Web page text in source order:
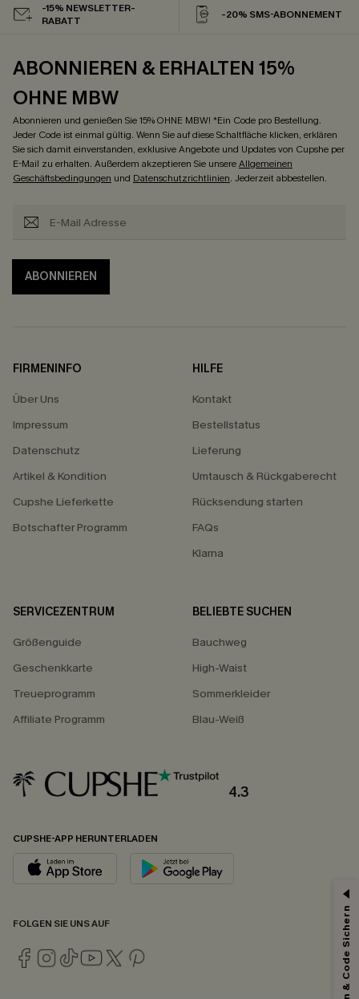
-15% NEWSLETTER-
RABATT
-20% SMS-ABONNEMENT
ABONNIEREN & ERHALTEN 15%
OHNE MBW
Abonnieren und genießen Sie 15% OHNE MBW! *Ein Code pro Bestellung.
Jeder Code ist einmal gültig. Wenn Sie auf diese Schaltfläche klicken, erklären
Sie sich damit einverstanden, exklusive Angebote und Updates von Cupshe per
E-Mail zu erhalten. Außerdem akzeptieren Sie unsereAllgemeinen
Geschäftsbedingungen und Datenschutzrichtlinien. Jederzeit abbestellen.
ABONNIEREN
FIRMENINFO
Über Uns
Impressum
Datenschutz
Artikel & Kondition
Cupshe Lieferkette
Botschafter Programm
HILFE
Kontakt
Bestellstatus
Lieferung
Umtausch & Rückgaberecht
Rücksendung starten
FAQs
Klarna
SERVICEZENTRUM
Größenguide
Geschenkkarte
Treueprogramm
Affiliate Programm
BELIEBTE SUCHEN
Bauchweg
High-Waist
Sommerkleider
Blau-Weiß
4.3
CUPSHE-APP HERUNTERLADEN
FOLGEN SIE UNS AUF